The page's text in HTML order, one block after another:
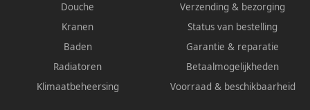
Douche
Kranen
Baden
Radiatoren
Klimaatbeheersing
Verzending & bezorging
Status van bestelling
Garantie & reparatie
Betaalmogelijkheden
Voorraad & beschikbaarheid